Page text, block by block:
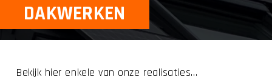
DAKWERKEN
Bekijk hier enkele van onze realisaties…